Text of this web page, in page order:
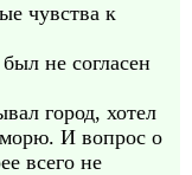
чувства к
не согласен
город, хотел
И вопрос о
всего не